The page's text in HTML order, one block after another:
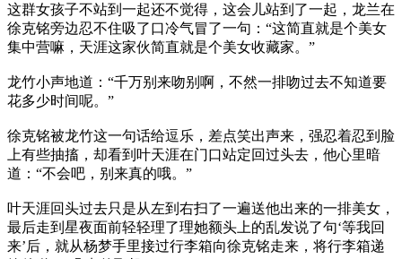
这群女孩子不站到一起还不觉得，这会儿站到了一起，龙兰在
徐克铭旁边忍不住吸了口冷气冒了一句：“这简直就是个美女
集中营嘛，天涯这家伙简直就是个美女收藏家。”
龙竹小声地道：“千万别来吻别啊，不然一排吻过去不知道要
花多少时间呢。”
徐克铭被龙竹这一句话给逗乐，差点笑出声来，强忍着忍到脸
上有些抽搐，却看到叶天涯在门口站定回过头去，他心里暗
道：“不会吧，别来真的哦。”
叶天涯回头过去只是从左到右扫了一遍送他出来的一排美女，
最后走到星夜面前轻轻理了理她额头上的乱发说了句‘等我回
来’后，就从杨梦手里接过行李箱向徐克铭走来，将行李箱递